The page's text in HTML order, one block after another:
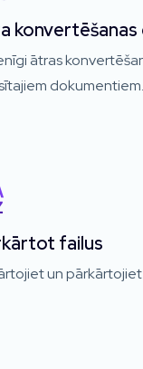
konvertēšanas
ātras
dokumentiem.
failus
un